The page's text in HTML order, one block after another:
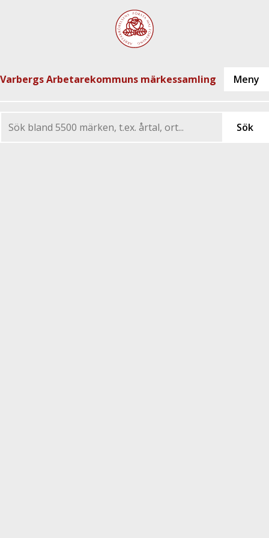
Varbergs Arbetarekommuns märkessamling